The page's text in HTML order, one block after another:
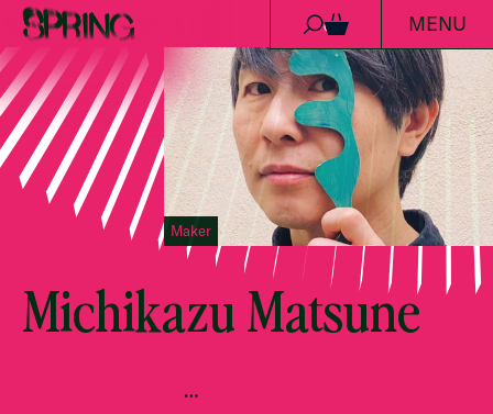
Ga naar de inhoud
0 MENU
Maker
Michikazu Matsune
…